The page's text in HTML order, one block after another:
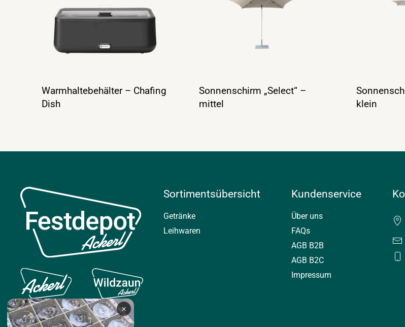
Warmhaltebehälter – Chafing
Dish
Sonnenschirm „Select“ –
mittel
klein
Sortimentsübersicht
Getränke
Leihwaren
Kundenservice
Über uns
FAQs
AGB B2B
AGB B2C
Impressum
×